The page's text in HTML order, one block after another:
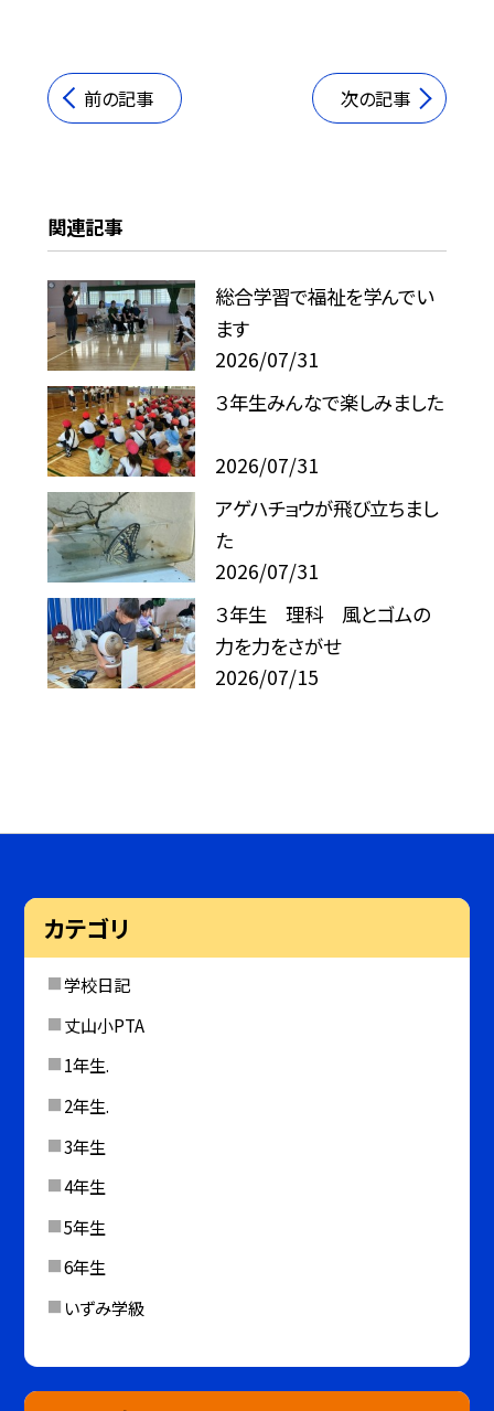
前の記事 次の記事
関連記事
総合学習で福祉を学んでい
ます
2026/07/31
３年生みんなで楽しみました
2026/07/31
アゲハチョウが飛び立ちまし
た
2026/07/31
３年生 理科 風とゴムの
力を力をさがせ
2026/07/15
カテゴリ
学校日記
丈山小PTA
1年生.
2年生.
3年生
4年生
5年生
6年生
いずみ学級